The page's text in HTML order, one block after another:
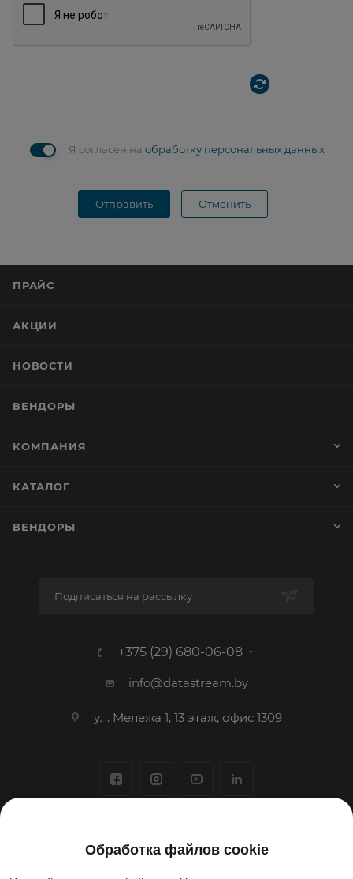
Я согласен на обработку персональных данных
Отправить Отменить
ПРАЙС
АКЦИИ
НОВОСТИ
ВЕНДОРЫ
КОМПАНИЯ
КАТАЛОГ
ВЕНДОРЫ
Подписаться на рассылку
+375 (29) 680-06-08
info@datastream.by
ул. Мележа 1, 13 этаж, офис 1309